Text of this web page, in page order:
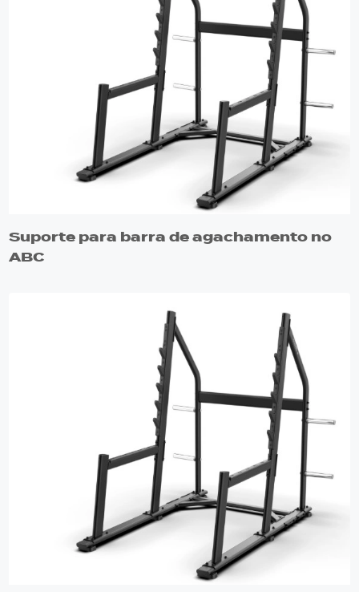
Suporte para barra de agachamento no
ABC